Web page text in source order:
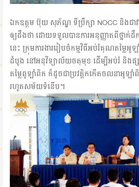
ឯកឧត្តម ប៊ុយ សុភ័ណ្ឌ ទីប្រឹក្សា NOCC និងជាវា
ឲ្យដឹងថា ដោយទទួលបានការអនុញ្ញាតពីថ្នាក់ដឹ
នេះ ក្រុមការងាររៀបចំកម្មវិធីអប់រំគុណតម្លៃអូ
ដំបូង នៅអនុវិទ្យាល័យចតុមុខ ដើម្បីអប់រំ និង
តម្លៃពូឡាំពិក ក៏ដូចជាប្រវត្តិកកើតចលនាអូ
រហូតសម័យទំនើប។